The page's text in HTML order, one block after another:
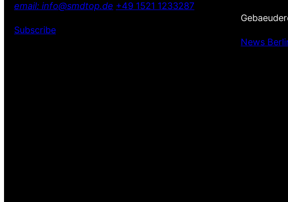
email: info@smdtop.de +49 1521 1233287
Subscribe
News